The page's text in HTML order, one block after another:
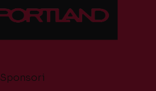
Sponsori